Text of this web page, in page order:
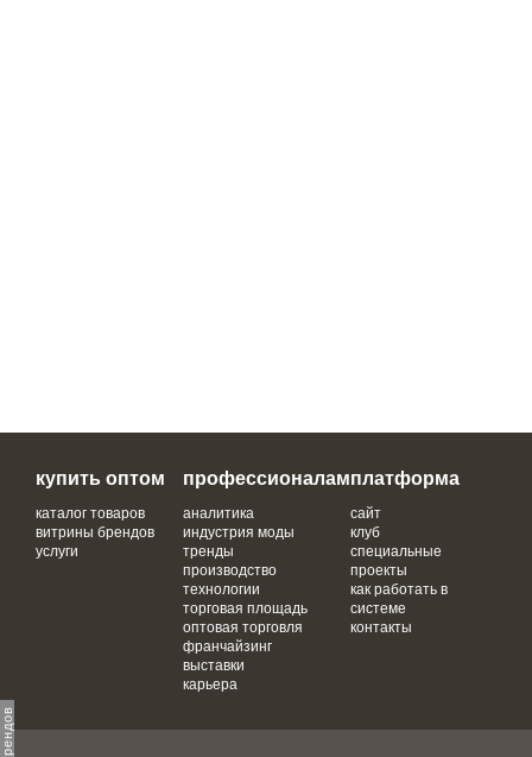
купить оптом
каталог товаров
витрины брендов
услуги
профессионалам
аналитика
индустрия моды
тренды
производство
технологии
торговая площадь
оптовая торговля
франчайзинг
выставки
карьера
платформа
сайт
клуб
специальные
проекты
как работать в
системе
контакты